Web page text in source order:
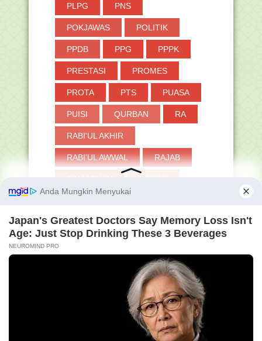
PLPG PNS
POKJAWAS POLITIK
PPDB PPG PPPK
PRESTASI PROMES
PROTA PTS PUASA
PUISI QURBAN RA
RABI'UL AKHIR
RABI'UL AWWAL RAJAB
SAKINAH SANTRI
SEJARAH
SEKOLAH PENGGERAK
SERTIFIKASI GURU